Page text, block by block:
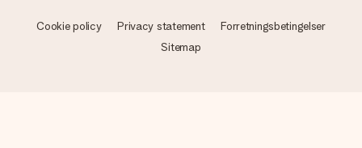
Cookie policy Privacy statement
Forretningsbetingelser
Sitemap